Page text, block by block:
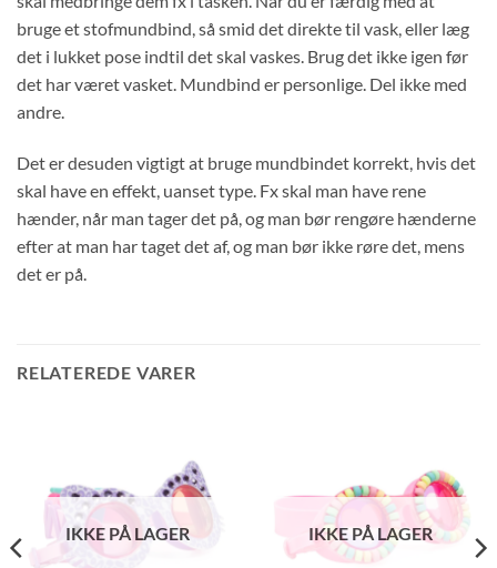
bruge et stofmundbind, så smid det direkte til vask, eller læg
det i lukket pose indtil det skal vaskes. Brug det ikke igen før
det har været vasket. Mundbind er personlige. Del ikke med
andre.
Det er desuden vigtigt at bruge mundbindet korrekt, hvis det
skal have en effekt, uanset type. Fx skal man have rene
hænder, når man tager det på, og man bør rengøre hænderne
efter at man har taget det af, og man bør ikke røre det, mens
det er på.
RELATEREDE VARER
IKKE PÅ LAGER IKKE PÅ LAGER